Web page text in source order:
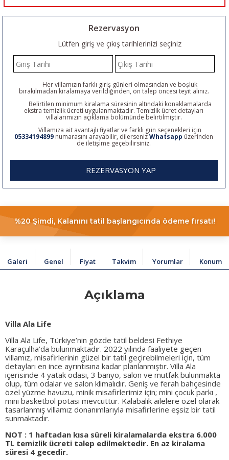
Rezervasyon
Lütfen giriş ve çıkış tarihlerinizi seçiniz
Her villamızın farklı giriş günleri olmasından ve boşluk
bırakılmadan kiralamaya verildiğinden, ön talep öncesi teyit alınız.
Belirtilen minimum kiralama süresinin altındaki konaklamalarda
ekstra temizlik ücreti uygulanmaktadır. Temizlik ücret detayları
villalarımızın açıklama bölümünde belirtilmiştir.
Villamıza ait avantajlı fiyatlar ve farklı gün seçenekleri için
05334194899 numarasını arayabilir, dilersenizWhatsapp üzerinden
de iletişime geçebilirsiniz.
REZERVASYON YAP
%20 Şimdi, Kalanını tatil başlangıcında ödeme fırsatı!
Galeri Genel Fiyat Takvim Yorumlar Konum
Açıklama
Villa Ala Life
Villa Ala Life, Türkiye’nin gözde tatil beldesi Fethiye
Karaçulha’da bulunmaktadır. 2022 yılında faaliyete geçen
villamız, misafirlerinin güzel bir tatil geçirebilmeleri için, tüm
detayları en ince ayrıntısına kadar planlanmıştır. Villa Ala
içerisinde 4 yatak odası, 3 banyo, salon ve mutfak bulunmakta
olup, tüm odalar ve salon klimalıdır. Geniş ve ferah bahçesinde
özel yüzme havuzu, minik misafirlerimiz için; mini çocuk parkı ,
mini basketbol potasi mevcuttur. Kalabalık ailelere özel olarak
tasarlanmış villamız donanımlarıyla misafirlerine eşsiz bir tatil
sunmaktadır.
NOT : 1 haftadan kısa süreli kiralamalarda ekstra 6.000
TL temizlik ücreti talep edilmektedir. En az kiralama
süresi 4 gecedir.